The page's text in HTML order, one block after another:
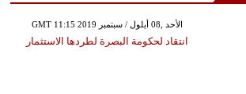
GMT 11:15 2019 الأحد ,08 أيلول / سبتمبر
انتقاد لحكومة البصرة لطردها الاستثمار